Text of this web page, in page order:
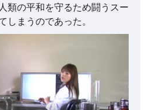
類の平和を守るため闘うスー
しまうのであった。